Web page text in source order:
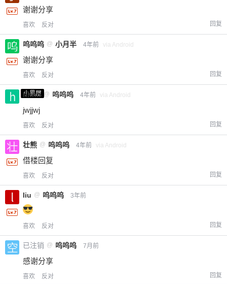
谢谢分享
喜欢 反对 回复
呜呜呜 @ 小月半 4年前 via Android
谢谢分享
喜欢 反对 回复
小黑屋
hhhh @ 呜呜呜 4年前 via Android
jwjjwj
喜欢 反对 回复
壮熊 @ 呜呜呜 4年前 via Android
借楼回复
喜欢 反对 回复
liu @ 呜呜呜 3年前
喜欢 反对 回复
已注销 @ 呜呜呜 7月前
感谢分享
喜欢 反对 回复